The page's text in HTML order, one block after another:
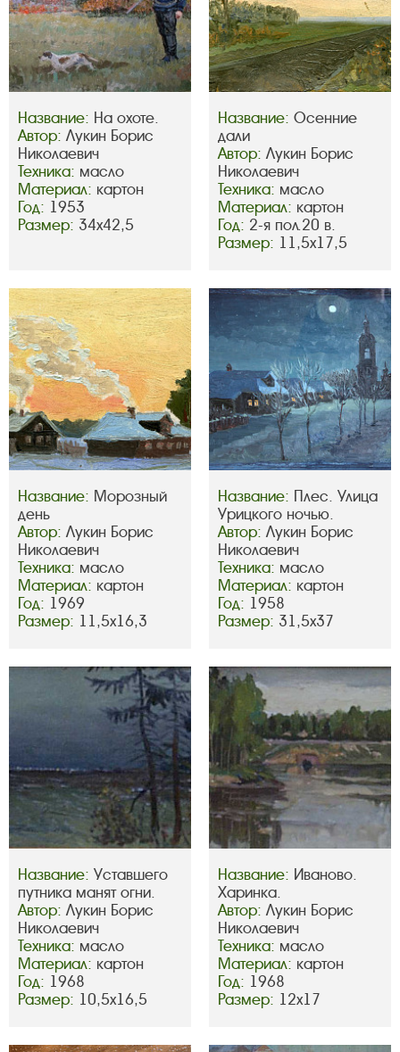
Название: На охоте.
Автор: Лукин Борис
Николаевич
Техника: масло
Материал: картон
Год: 1953
Размер: 34х42,5
Название: Осенние
дали
Автор: Лукин Борис
Николаевич
Техника: масло
Материал: картон
Год: 2-я пол.20 в.
Размер: 11,5х17,5
Название: Морозный
день
Автор: Лукин Борис
Николаевич
Техника: масло
Материал: картон
Год: 1969
Размер: 11,5х16,3
Название: Плес. Улица
Урицкого ночью.
Автор: Лукин Борис
Николаевич
Техника: масло
Материал: картон
Год: 1958
Размер: 31,5х37
Название: Уставшего
путника манят огни.
Автор: Лукин Борис
Николаевич
Техника: масло
Материал: картон
Год: 1968
Размер: 10,5х16,5
Название: Иваново.
Харинка.
Автор: Лукин Борис
Николаевич
Техника: масло
Материал: картон
Год: 1968
Размер: 12х17